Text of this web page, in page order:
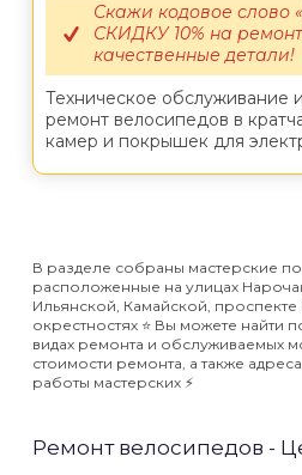
Техническое обслуживание
ремонт велосипедов в
камер и покрышек для
Скажи кодовое слово
СКИДКУ 10% на
качественные детали!
В разделе собраны мастерские
расположенные на улицах
Ильянской, Камайской,
окрестностях ⭐️ Вы можете
видах ремонта и обслуживаемых
стоимости ремонта, а также
работы мастерских ⚡️
Ремонт велосипедов -